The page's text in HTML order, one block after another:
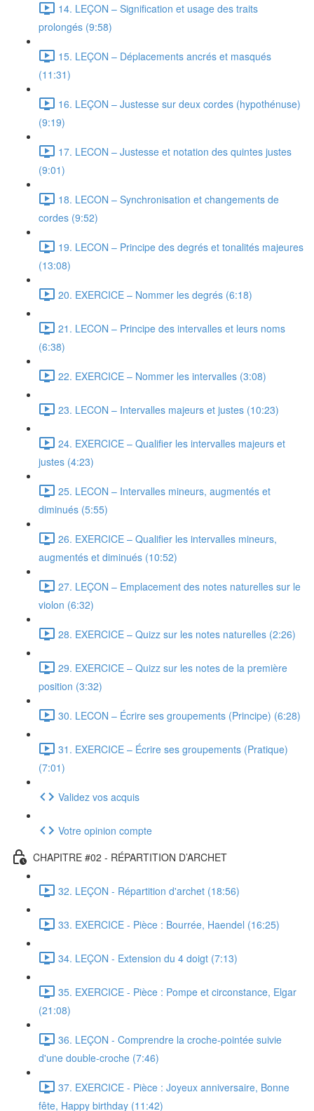
14. LEÇON – Signification et usage des traits
prolongés (9:58)
15. LEÇON – Déplacements ancrés et masqués
(11:31)
16. LEÇON – Justesse sur deux cordes (hypothénuse)
(9:19)
17. LECON – Justesse et notation des quintes justes
(9:01)
18. LECON – Synchronisation et changements de
cordes (9:52)
19. LECON – Principe des degrés et tonalités majeures
(13:08)
20. EXERCICE – Nommer les degrés (6:18)
21. LECON – Principe des intervalles et leurs noms
(6:38)
22. EXERCICE – Nommer les intervalles (3:08)
23. LECON – Intervalles majeurs et justes (10:23)
24. EXERCICE – Qualifier les intervalles majeurs et
justes (4:23)
25. LECON – Intervalles mineurs, augmentés et
diminués (5:55)
26. EXERCICE – Qualifier les intervalles mineurs,
augmentés et diminués (10:52)
27. LEÇON – Emplacement des notes naturelles sur le
violon (6:32)
28. EXERCICE – Quizz sur les notes naturelles (2:26)
29. EXERCICE – Quizz sur les notes de la première
position (3:32)
30. LECON – Écrire ses groupements (Principe) (6:28)
31. EXERCICE – Écrire ses groupements (Pratique)
(7:01)
Validez vos acquis
Votre opinion compte
CHAPITRE #02 - RÉPARTITION D’ARCHET
32. LEÇON - Répartition d'archet (18:56)
33. EXERCICE - Pièce : Bourrée, Haendel (16:25)
34. LEÇON - Extension du 4 doigt (7:13)
35. EXERCICE - Pièce : Pompe et circonstance, Elgar
(21:08)
36. LEÇON - Comprendre la croche-pointée suivie
d'une double-croche (7:46)
37. EXERCICE - Pièce : Joyeux anniversaire, Bonne
fête, Happy birthday (11:42)